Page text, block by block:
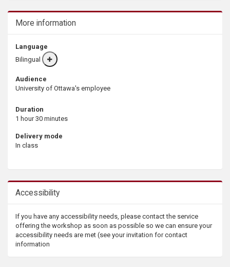
More information
Language
Bilingual
More
info
Audience
University of Ottawa's employee
Duration
1 hour 30 minutes
Delivery mode
In class
Accessibility
If you have any accessibility needs, please contact the service
offering the workshop as soon as possible so we can ensure your
accessibility needs are met (see your invitation for contact
information